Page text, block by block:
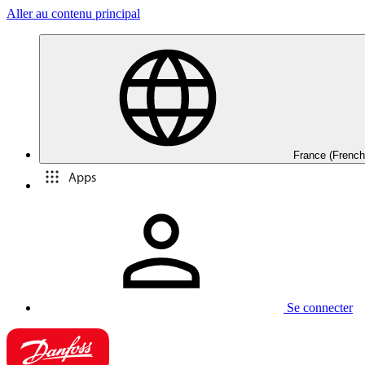
Aller au contenu principal
France
Apps
Se connecter